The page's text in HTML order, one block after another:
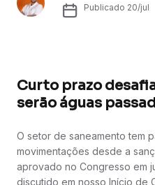
Publicado 20/jul
Curto prazo
serão águas
O setor de saneamento tem
movimentações desde a
aprovado no Congresso em
discutido em nosso Início de